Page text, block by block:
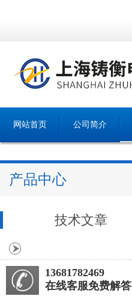
网站首页 公司简介
产品中心
技术文章
13681782469
在线客服免费解答